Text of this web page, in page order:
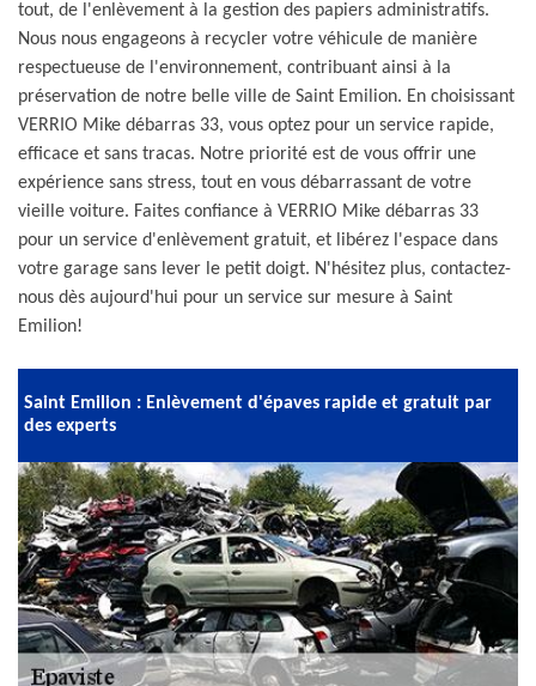
tout, de l'enlèvement à la gestion des papiers administratifs.
Nous nous engageons à recycler votre véhicule de manière
respectueuse de l'environnement, contribuant ainsi à la
préservation de notre belle ville de Saint Emilion. En choisissant
VERRIO Mike débarras 33, vous optez pour un service rapide,
efficace et sans tracas. Notre priorité est de vous offrir une
expérience sans stress, tout en vous débarrassant de votre
vieille voiture. Faites confiance à VERRIO Mike débarras 33
pour un service d'enlèvement gratuit, et libérez l'espace dans
votre garage sans lever le petit doigt. N'hésitez plus, contactez-
nous dès aujourd'hui pour un service sur mesure à Saint
Emilion!
Saint Emilion : Enlèvement d'épaves rapide et gratuit par
des experts